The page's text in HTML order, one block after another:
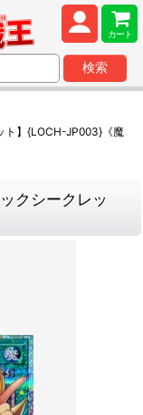
カート
検索
ト】{LOCH-JP003}《魔
クシークレッ